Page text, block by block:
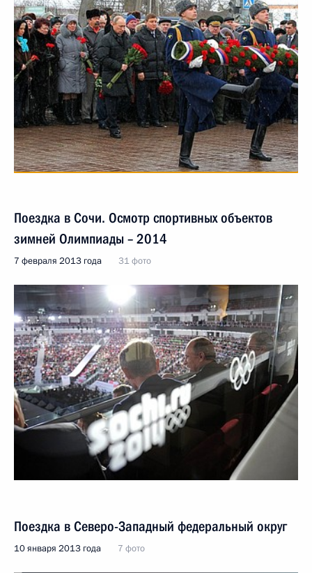
Поездка в Сочи. Осмотр спортивных объектов
зимней Олимпиады – 2014
7 февраля 2013 года 31 фото
Поездка в Северо-Западный федеральный округ
10 января 2013 года 7 фото